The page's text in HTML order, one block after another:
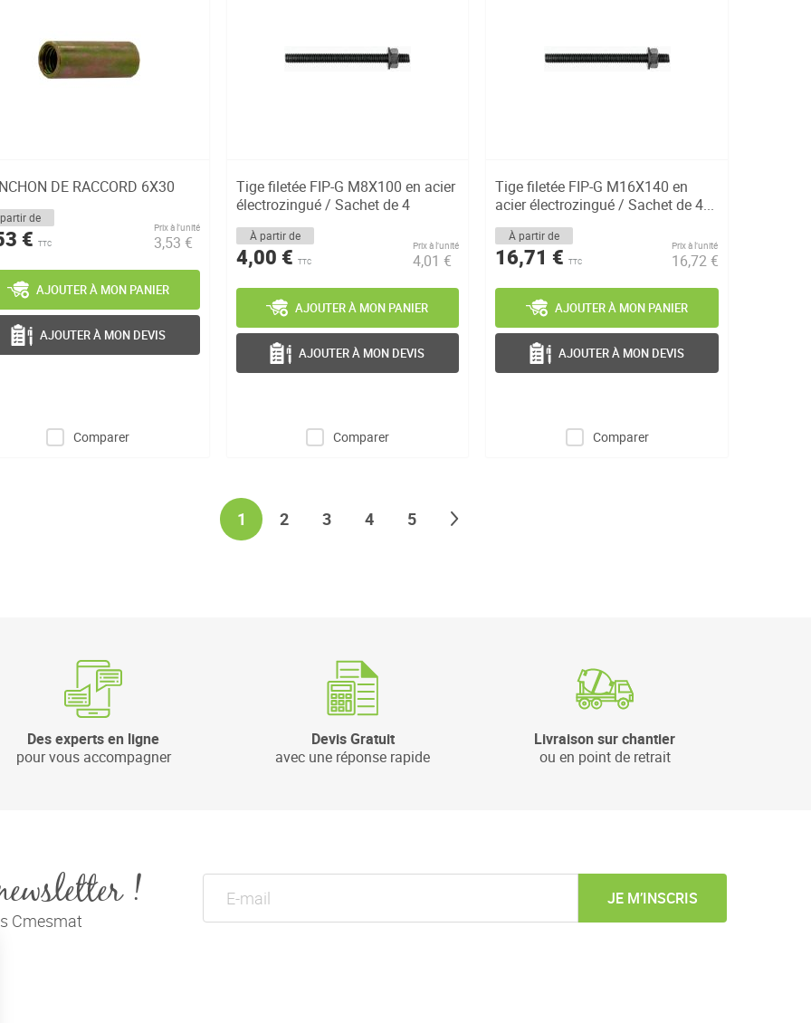
DE RACCORD 6X30
de
€ TTC
Prix à l’unité
3,53 €
Comparer
AJOUTER À MON PANIER
AJOUTER À MON DEVIS
Tige filetée FIP-G M8X100 en acier
électrozingué / Sachet de 4
À partir de
4,00 € TTC
Prix à l’unité
4,01 €
Comparer
AJOUTER À MON PANIER
AJOUTER À MON DEVIS
Tige filetée FIP-G M16X140 en
acier électrozingué / Sachet de 4...
À partir de
16,71 €TTC
Prix à l’unité
16,72 €
Comparer
AJOUTER À MON PANIER
AJOUTER À MON DEVIS
Page
You're currently reading page
1 Page
2 Page
3 Page
4 Page
5
Des experts en ligne
pour vous accompagner
Devis Gratuit
avec une réponse rapide
Livraison sur chantier
ou en point de retrait
!
Cmesmat
JE M’INSCRIS